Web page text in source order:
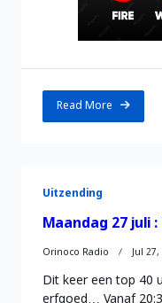
Read More
Uitzending
Maandag 27 juli :
Orinoco Radio Jul
Dit keer een top 40
erfgoed… Vanaf